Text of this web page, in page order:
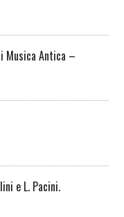
Musica Antica –
e L. Pacini.